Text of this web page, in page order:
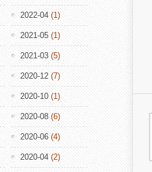
2022-04 (1)
2021-05 (1)
2021-03 (5)
2020-12 (7)
2020-10 (1)
2020-08 (6)
2020-06 (4)
2020-04 (2)